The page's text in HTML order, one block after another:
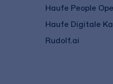
Haufe People
Haufe Digitale
Rudolf.ai